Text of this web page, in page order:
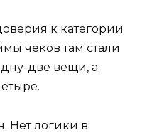
к категории
чеков там стали
две вещи, а
Нет логики в